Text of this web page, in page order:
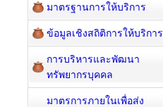
มาตรฐานการให้บริการ
ข้อมูลเชิงสถิติการให้บริการ
การบริหารและพัฒนา
ทรัพยากรบุคคล
มาตรการภายในเพื่อส่ง